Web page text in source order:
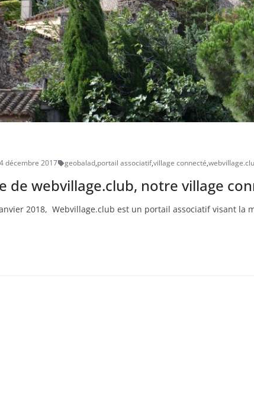
4 décembre 2017 geobalad,portail associatif,village connecté,
de webvillage.club, notre village
2018, Webvillage.club est un portail associatif visant la